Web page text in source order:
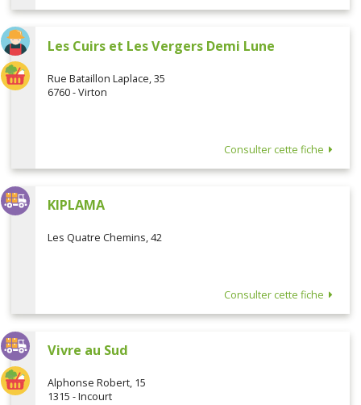
Les Cuirs et Les Vergers Demi Lune
Rue Bataillon Laplace, 35
6760 - Virton
Consulter cette fiche
KIPLAMA
Les Quatre Chemins, 42
Consulter cette fiche
Vivre au Sud
Alphonse Robert, 15
1315 - Incourt